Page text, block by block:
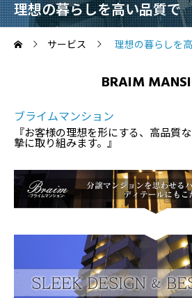
理想の暮らしを高い品質で
サービス 理想の暮らしを
BRAIM
ブライムマンション
『お客様の理想を形にする、高品質
摯に取り組みます。』